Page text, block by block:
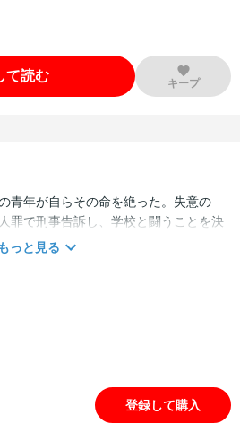
て読む キープ
青年が自らその命を絶った。失意の
罪で刑事告訴し、学校と闘うことを決
に明らかになっていく「恐るべき怪
もっと見る
登録して購入